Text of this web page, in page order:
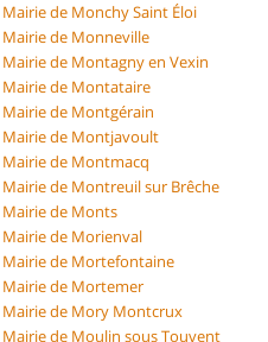
Mairie de Monchy Saint Éloi
Mairie de Monneville
Mairie de Montagny en Vexin
Mairie de Montataire
Mairie de Montgérain
Mairie de Montjavoult
Mairie de Montmacq
Mairie de Montreuil sur Brêche
Mairie de Monts
Mairie de Morienval
Mairie de Mortefontaine
Mairie de Mortemer
Mairie de Mory Montcrux
Mairie de Moulin sous Touvent